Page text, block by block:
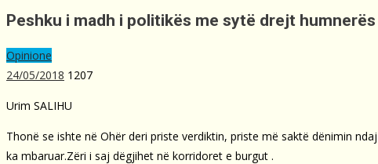
Peshku i madh i politikës me sytë drejt humnerës
Opinione
24/05/2018 1207
Urim SALIHU
Thonë se ishte në Ohër deri priste verdiktin, priste më saktë dënimin
ka mbaruar.Zëri i saj dëgjihet në korridoret e burgut .